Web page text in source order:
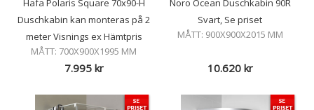
Duschkabin kan monteras på 2
meter Visnings ex Hämtpris
MÅTT: 700X900X1995 MM
7.995kr
Svart, Se priset
MÅTT: 900X900X2015 MM
10.620kr